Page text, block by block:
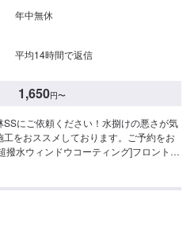
年中無休
平均14時間で返信
1,650円〜
にご依頼ください！水捌けの悪さが気
をおススメしております。ご予約をお
水ウィンドウコーティング]フロント
〜Mサイズ：4,620円L〜LLサイズ：